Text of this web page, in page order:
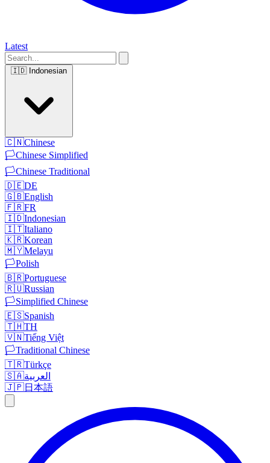
Latest
🇮🇩 Indonesian
🇨🇳Chinese
🏳️Chinese Simplified
🏳️Chinese Traditional
🇩🇪DE
🇬🇧English
🇫🇷FR
🇮🇩Indonesian
🇮🇹Italiano
🇰🇷Korean
🇲🇾Melayu
🏳️Polish
🇧🇷Portuguese
🇷🇺Russian
🏳️Simplified Chinese
🇪🇸Spanish
🇹🇭TH
🇻🇳Tiếng Việt
🏳️Traditional Chinese
🇹🇷Türkçe
🇸🇦العربية
🇯🇵日本語